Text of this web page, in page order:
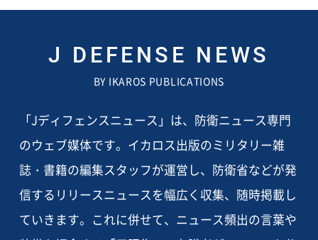
J DEFENSE NEWS
BY IKAROS PUBLICATIONS
「Jディフェンスニュース」は、防衛ニュース専門
のウェブ媒体です。イカロス出版のミリタリー雑
誌・書籍の編集スタッフが運営し、防衛省などが発
信するリリースニュースを幅広く収集、随時掲載し
ていきます。これに併せて、ニュース頻出の言葉や